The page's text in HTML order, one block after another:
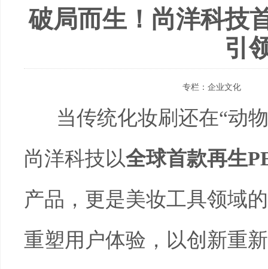
破局而生！尚洋科技
引
专栏： 企业文化
当传统化妆刷还在“动物
尚洋科技以全球首款再生
产品，更是美妆工具领域
重塑用户体验，以创新重